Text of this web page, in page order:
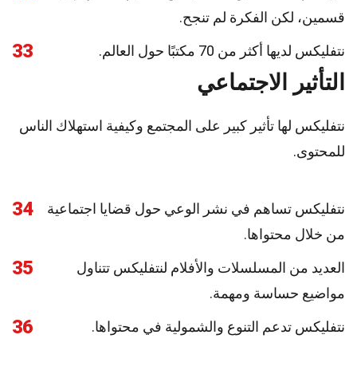
قسمين، لكن الفكرة لم تنجح.
33 نتفليكس لديها أكثر من 70 مكتبًا حول العالم.
التأثير الاجتماعي
نتفليكس لها تأثير كبير على المجتمع وكيفية استهلاك الناس
للمحتوى.
34
نتفليكس تساهم في نشر الوعي حول قضايا اجتماعية
من خلال محتواها.
35
العديد من المسلسلات والأفلام لنتفليكس تتناول
مواضيع حساسة ومهمة.
36 نتفليكس تدعم التنوع والشمولية في محتواها.